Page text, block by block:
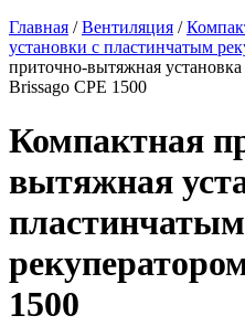
Главная /Вентиляция /
установки с пластинчатым
приточно-вытяжная
Brissago CPE 1500
Компактная
вытяжная
пластинчатым
1500